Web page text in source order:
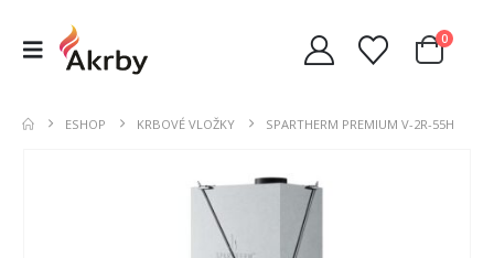
0
ESHOP KRBOVÉ VLOŽKY SPARTHERM PREMIUM V-2R-55H